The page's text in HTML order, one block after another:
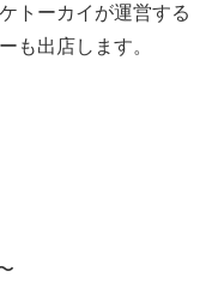
トーカイが運営する
も出店します。